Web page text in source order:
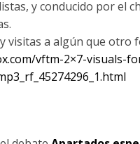
y conducido por el
visitas a algún que otro
vftm-2×7-visuals-